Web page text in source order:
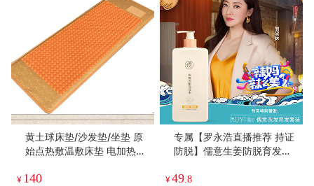
黄土球床垫/沙发垫/坐垫 原
始点热敷温敷床垫 电加热保
¥ 140
专属【罗永浩直播推荐 持证
防脱】儒意生姜防脱育发洗
止痒控油洗发露500ml
¥49 .8